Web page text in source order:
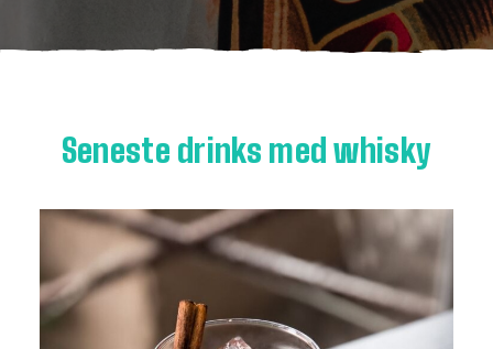
Seneste drinks med whisky